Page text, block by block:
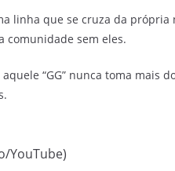
linha que se cruza da própria
comunidade sem eles.
“GG” nunca toma mais
YouTube)